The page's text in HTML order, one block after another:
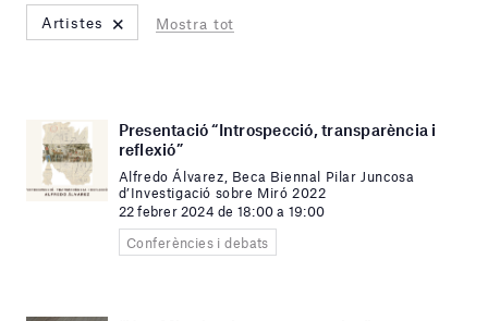
Artistes × Mostra tot
Presentació “Introspecció, transparència i
reflexió”
Alfredo Álvarez, Beca Biennal Pilar Juncosa
d’Investigació sobre Miró 2022
22 febrer 2024 de 18:00 a 19:00
Conferències i debats